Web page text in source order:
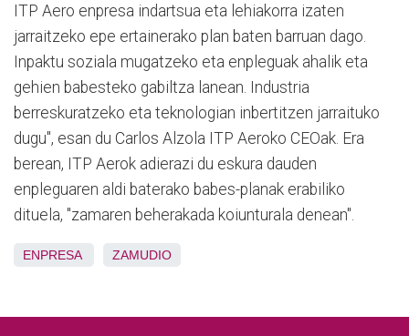
ITP Aero enpresa indartsua eta lehiakorra izaten
jarraitzeko epe ertainerako plan baten barruan dago.
Inpaktu soziala mugatzeko eta enpleguak ahalik eta
gehien babesteko gabiltza lanean. Industria
berreskuratzeko eta teknologian inbertitzen jarraituko
dugu", esan du Carlos Alzola ITP Aeroko CEOak. Era
berean, ITP Aerok adierazi du eskura dauden
enpleguaren aldi baterako babes-planak erabiliko
dituela, "zamaren beherakada koiunturala denean".
ENPRESA ZAMUDIO